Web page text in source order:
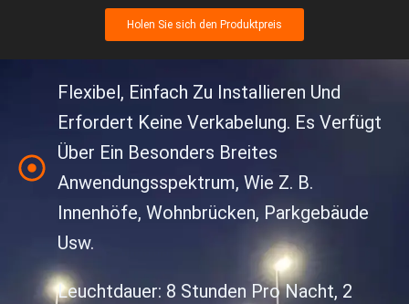
Holen Sie sich den Produktpreis
Flexibel, Einfach Zu Installieren Und
Erfordert Keine Verkabelung. Es Verfügt
Über Ein Besonders Breites
Anwendungsspektrum, Wie Z. B.
Innenhöfe, Wohnbrücken, Parkgebäude
Usw.
Leuchtdauer: 8 Stunden Pro Nacht, 2